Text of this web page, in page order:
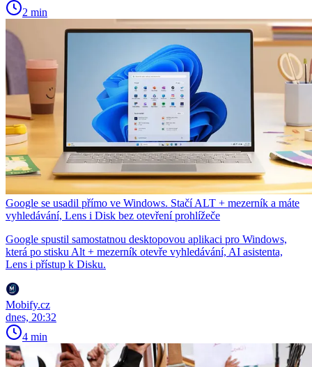
2 min
Google se usadil přímo ve Windows. Stačí ALT + mezerník a máte
vyhledávání, Lens i Disk bez otevření prohlížeče
Google spustil samostatnou desktopovou aplikaci pro Windows,
která po stisku Alt + mezerník otevře vyhledávání, AI asistenta,
Lens i přístup k Disku.
Mobify.cz
dnes, 20:32
4 min